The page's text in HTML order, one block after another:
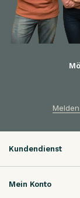
Kundendienst
Mein Konto